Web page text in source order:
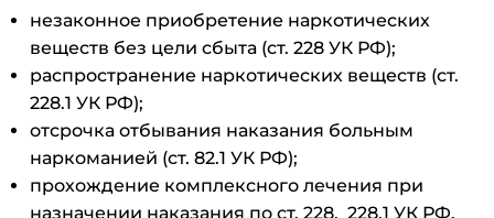
незаконное приобретение наркотических
веществ без цели сбыта (ст. 228 УК РФ);
распространение наркотических веществ (ст.
228.1 УК РФ);
отсрочка отбывания наказания больным
наркоманией (ст. 82.1 УК РФ);
прохождение комплексного лечения при
назначении наказания по ст. 228, 228.1 УК РФ,